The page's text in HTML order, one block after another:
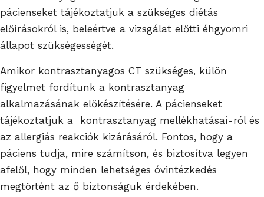
pácienseket tájékoztatjuk a szükséges diétás
előírásokról is, beleértve a vizsgálat előtti éhgyomri
állapot szükségességét.
Amikor kontrasztanyagos CT szükséges, külön
figyelmet fordítunk a kontrasztanyag
alkalmazásának előkészítésére. A pácienseket
tájékoztatjuk a kontrasztanyag mellékhatásai-ról és
az allergiás reakciók kizárásáról. Fontos, hogy a
páciens tudja, mire számítson, és biztosítva legyen
afelől, hogy minden lehetséges óvintézkedés
megtörtént az ő biztonságuk érdekében.